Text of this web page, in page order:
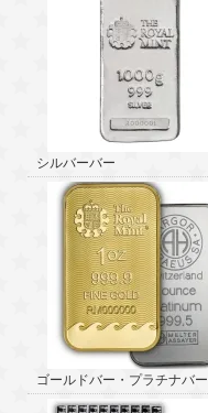
シルバーバー
ゴールドバー・プラチナバー